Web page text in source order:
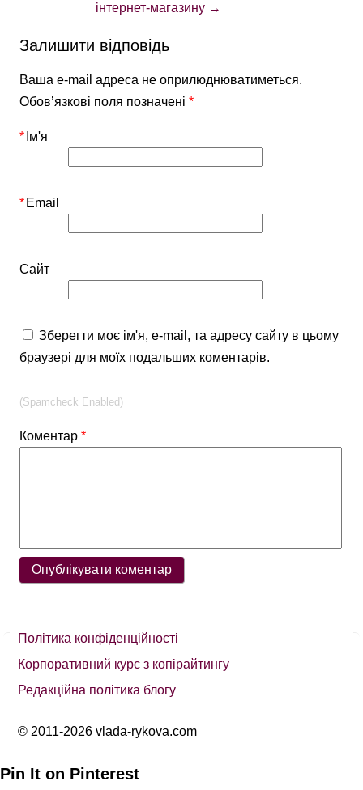
інтернет-магазину →
Залишити відповідь
Ваша e-mail адреса не оприлюднюватиметься.
Обов’язкові поля позначені*
Коментар*
Ім'я
*
Email
*
Сайт
Зберегти моє ім'я, e-mail, та адресу сайту в цьому
браузері для моїх подальших коментарів.
(Spamcheck Enabled)
Політика конфіденційності
Корпоративний курс з копірайтингу
Редакційна політика блогу
© 2011-2026 vlada-rykova.com
Pin It on Pinterest